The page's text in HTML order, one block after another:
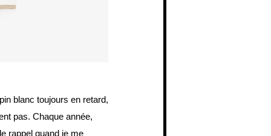
blanc toujours en retard,
pas. Chaque année,
rappel quand je me